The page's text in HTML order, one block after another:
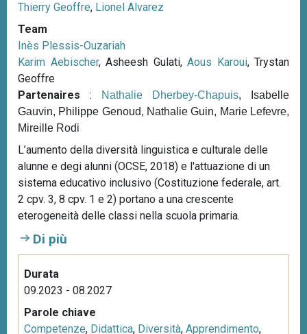
p
a
e
Thierry Geoffre, Lionel Alvarez
Team
Inès Plessis-Ouzariah
Karim Aebischer, Asheesh Gulati, Aous Karoui, Trystan
Geoffre
Partenaires : Nathalie Dherbey-Chapuis, Isabelle
Gauvin, Philippe Genoud, Nathalie Guin, Marie Lefevre,
Mireille Rodi
L’aumento della diversità linguistica e culturale delle
alunne e degi alunni (OCSE, 2018) e l'attuazione di un
sistema educativo inclusivo (Costituzione federale, art.
2 cpv. 3, 8 cpv. 1 e 2) portano a una crescente
eterogeneità delle classi nella scuola primaria.
Di più
Durata
09.2023 - 08.2027
Parole chiave
Competenze, Didattica, Diversità, Apprendimento,